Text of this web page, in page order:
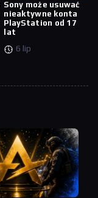
Sony może usuwać
nieaktywne konta
PlayStation od 17
lat
6 lip